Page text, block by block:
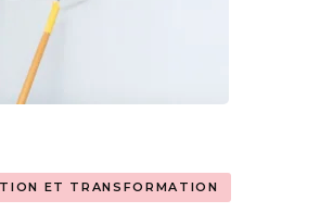
ET TRANSFORMATION